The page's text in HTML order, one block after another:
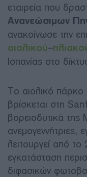
εταιρεία που
Ανανεώσιμων
ανακοίνωσε την
αιολικού–
Ισπανίας στο
Το αιολικό
βρίσκεται στη
βορειοδυτικά της
ανεμογεννήτριες,
λειτουργεί από
εγκατάσταση
διφασικών